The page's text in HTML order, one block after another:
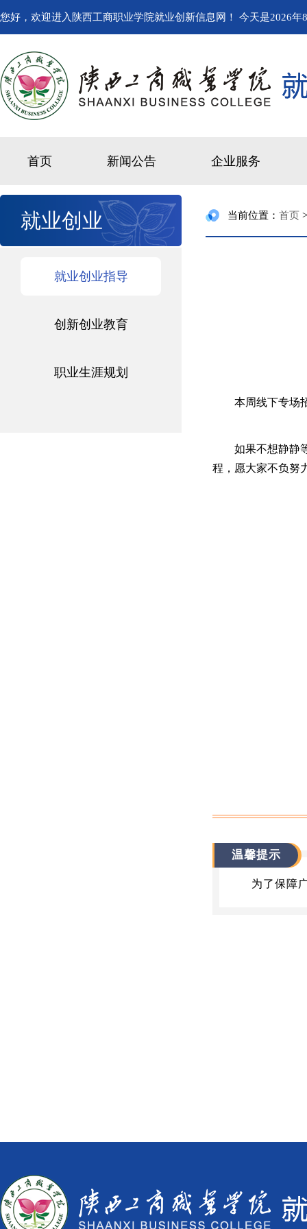
您好，欢迎进入陕西工商职业学院就业创新信息网！ 今天是2026年
首页 新闻公告 企业服务
就业创业
就业创业指导
创新创业教育
职业生涯规划
当前位置： 首页
本周线下专场
如果不想静静
程，愿大家不负努
温馨提示
为了保障